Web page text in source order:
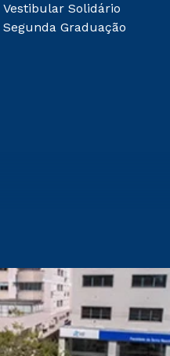
Vestibular Solidário
Segunda Graduação